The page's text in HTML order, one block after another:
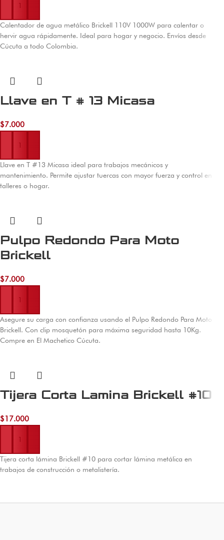
Calentador de agua metálico Brickell 110V 1000W para calentar o
hervir agua rápidamente. Ideal para hogar y negocio. Envíos desde
Cúcuta a todo Colombia.
Llave en T # 13 Micasa
$7.000
Añadir al carrito
Llave en T #13 Micasa ideal para trabajos mecánicos y
mantenimiento. Permite ajustar tuercas con mayor fuerza y control en
talleres o hogar.
Pulpo Redondo Para Moto
Brickell
$7.000
Añadir al carrito
Asegure su carga con confianza usando el Pulpo Redondo Para Moto
Brickell. Con clip mosquetón para máxima seguridad hasta 10Kg.
Compre en El Machetico Cúcuta.
Tijera Corta Lamina Brickell #10
$17.000
Añadir al carrito
Tijera corta lámina Brickell #10 para cortar lámina metálica en
trabajos de construcción o metalistería.